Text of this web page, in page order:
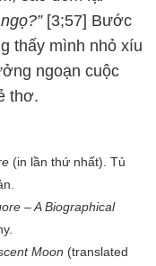
[3;57] Bước
thấy mình nhỏ xíu
ngoạn cuộc
thơ.
(in lần thứ nhất). Tủ
– A Biographical
Moon (translated